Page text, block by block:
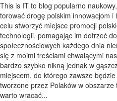
This is IT to blog popularno
torować drogę polskim innowacjom
celu stworzyć miejsce promocji
technologii, pomagając im dotrzeć
społecznościowych każdego dnia
się z moimi treściami chwalącymi
bardzo szybko nikną jednak w
miejscem, do którego zawsze
tworzone przez Polaków w
warto wracać...